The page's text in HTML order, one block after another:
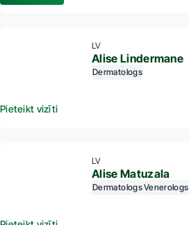
LV
Alise Lindermane
Dermatologs
Pieteikt vizīti
LV
Alise Matuzala
DermatologsVenerologs